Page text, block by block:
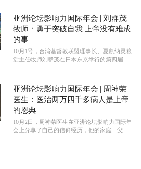
亚洲论坛影响力国际年会 | 刘群茂
牧师：勇于突破自我 上帝没有难成
的事
​10月1号，台湾基督教联盟理事长、夏凯纳灵粮
堂主任牧师刘群茂在日本东京举行的第四届亚
亚洲论坛影响力国际年会 | 周神荣
医生：医治两万四千多病人是上帝
的恩典
10月2日，周神荣医生在亚洲论坛影响力国际年
会上分享了自己的信仰经历，他的家庭、父